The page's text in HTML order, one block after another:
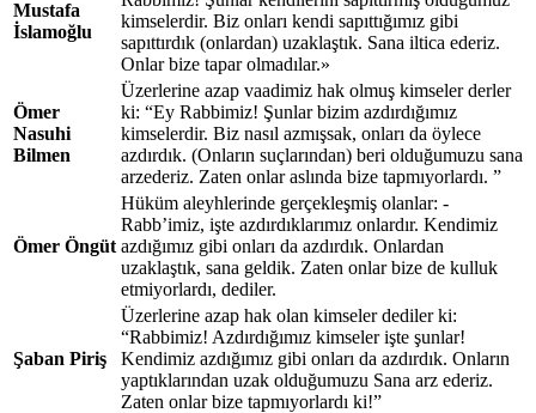
Mustafa
İslamoğlu
kimselerdir. Biz onları kendi sapıttığımız gibi
sapıttırdık (onlardan) uzaklaştık. Sana iltica ederiz.
Onlar bize tapar olmadılar.»
Ömer
Nasuhi
Bilmen
Üzerlerine azap vaadimiz hak olmuş kimseler derler
ki: “Ey Rabbimiz! Şunlar bizim azdırdığımız
kimselerdir. Biz nasıl azmışsak, onları da öylece
azdırdık. (Onların suçlarından) beri olduğumuzu sana
arzederiz. Zaten onlar aslında bize tapmıyorlardı. ”
Ömer Öngüt
Hüküm aleyhlerinde gerçekleşmiş olanlar: -
Rabb’imiz, işte azdırdıklarımız onlardır. Kendimiz
azdığımız gibi onları da azdırdık. Onlardan
uzaklaştık, sana geldik. Zaten onlar bize de kulluk
etmiyorlardı, dediler.
Şaban Piriş
Üzerlerine azap hak olan kimseler dediler ki:
“Rabbimiz! Azdırdığımız kimseler işte şunlar!
Kendimiz azdığımız gibi onları da azdırdık. Onların
yaptıklarından uzak olduğumuzu Sana arz ederiz.
Zaten onlar bize tapmıyorlardı ki!”